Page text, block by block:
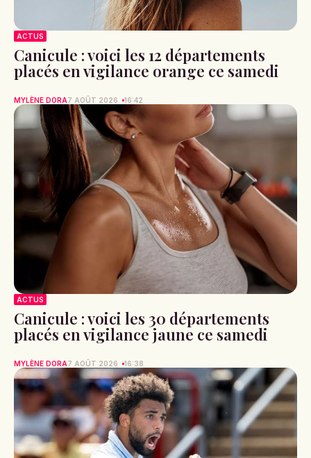
ACTUS
Canicule : voici les 12 départements
placés en vigilance orange ce samedi
MYLÈNE DORA7 AOÛT 2026 16:42
ACTUS
Canicule : voici les 30 départements
placés en vigilance jaune ce samedi
MYLÈNE DORA7 AOÛT 2026 16:38